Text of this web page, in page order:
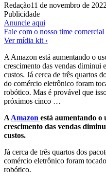
Redação11 de novembro de
Publicidade
Anuncie aqui
Fale com o nosso time comercial
Ver mídia kit ›
A Amazon está aumentando o
crescimento das vendas diminui
custos. Já cerca de três quartos
do comércio eletrônico foram
robótico. Mas é provável que
próximos cinco …
A Amazon está aumentando o
crescimento das vendas
custos.
Já cerca de três quartos dos
comércio eletrônico foram
robótico.